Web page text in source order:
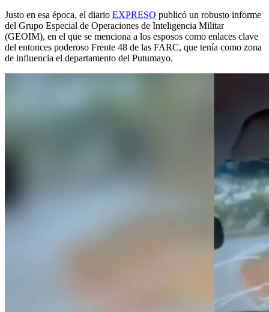
Justo en esa época, el diario EXPRESO publicó un robusto informe
del Grupo Especial de Operaciones de Inteligencia Militar
(GEOIM), en el que se menciona a los esposos como enlaces clave
del entonces poderoso Frente 48 de las FARC, que tenía como zona
de influencia el departamento del Putumayo.